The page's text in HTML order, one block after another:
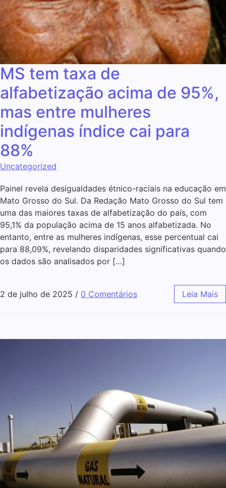
MS tem taxa de
alfabetização acima de 95%,
mas entre mulheres
indígenas índice cai para
88%
Uncategorized
Painel revela desigualdades étnico-raciais na educação em
Mato Grosso do Sul. Da Redação Mato Grosso do Sul tem
uma das maiores taxas de alfabetização do país, com
95,1% da população acima de 15 anos alfabetizada. No
entanto, entre as mulheres indígenas, esse percentual cai
para 88,09%, revelando disparidades significativas quando
os dados são analisados por […]
2 de julho de 2025 / 0 Comentários Leia Mais